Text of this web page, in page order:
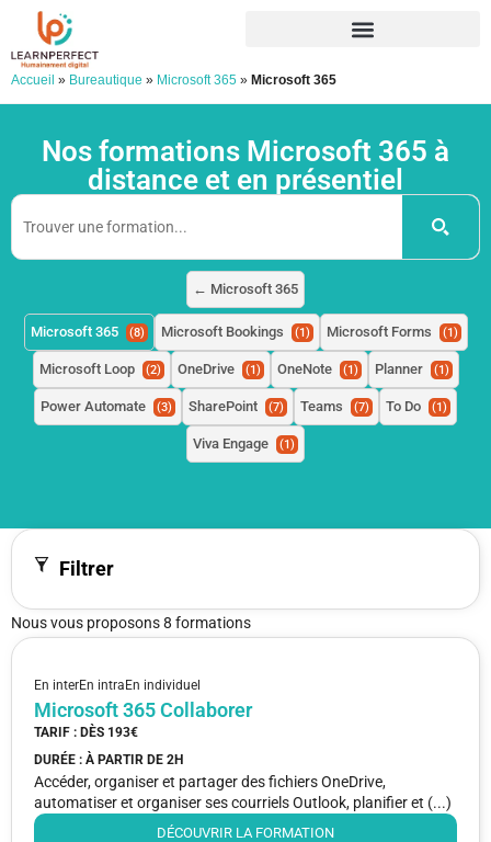
Accueil » Bureautique » Microsoft 365 » Microsoft 365
Nos formations Microsoft 365 à
distance et en présentiel
← Microsoft 365
Microsoft 365 (8) Microsoft Bookings (1) Microsoft Forms (1)
Microsoft Loop (2) OneDrive (1) OneNote (1) Planner (1)
Power Automate (3) SharePoint (7) Teams (7) To Do (1)
Viva Engage (1)
Filtrer
Nous vous proposons 8 formations
En interEn intraEn individuel
Microsoft 365 Collaborer
TARIF : DÈS 193€
DURÉE : À PARTIR DE 2H
Accéder, organiser et partager des fichiers OneDrive,
automatiser et organiser ses courriels Outlook, planifier et (...)
DÉCOUVRIR LA FORMATION